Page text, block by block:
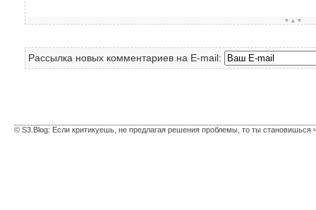
▼▲▼
Рассылка новых комментариев на E-mail:
© S3.Blog: Если критикуешь, не предлагая решения проблемы, то ты становишься